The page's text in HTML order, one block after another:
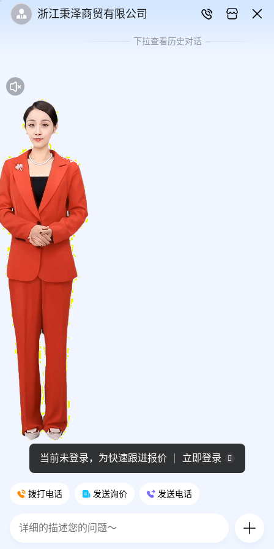
浙江秉泽商贸有限公司
下拉查看历史对话
拨打电话 发送询价 发送电话
当前未登录，为快速跟进报价 立即登录